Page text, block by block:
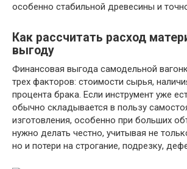
особенно стабильной древесины и
Как рассчитать расход
выгоду
Финансовая выгода самодельной
трех факторов: стоимости сырья,
процента брака. Если инструмент уже
обычно складывается в пользу
изготовления, особенно при больших
нужно делать честно, учитывая не
но и потери на строгание, подрезку,